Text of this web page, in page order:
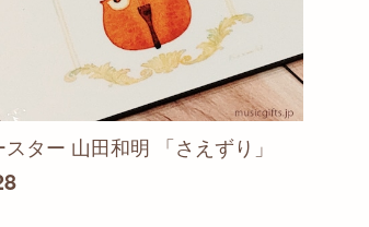
スター 山田和明 「さえずり」